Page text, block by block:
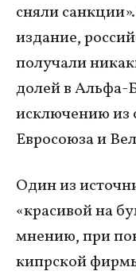
сняли
издание,
получали
долей в Альфа-
исключению из
Евросоюза и
Один из
«красивой на
мнению, при
кипрской